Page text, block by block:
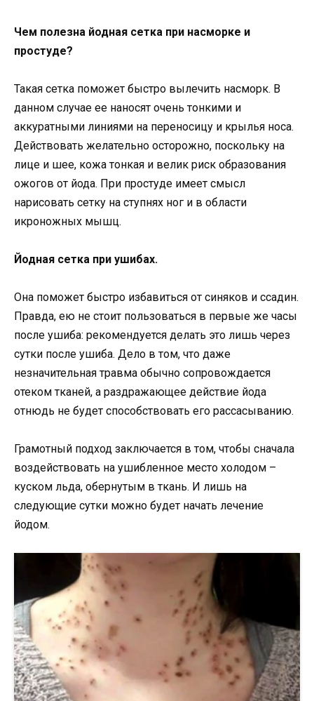
Чем полезна йодная сетка при насморке и
простуде?
Такая сетка поможет быстро вылечить насморк. В
данном случае ее наносят очень тонкими и
аккуратными линиями на переносицу и крылья носа.
Действовать желательно осторожно, поскольку на
лице и шее, кожа тонкая и велик риск образования
ожогов от йода. При простуде имеет смысл
нарисовать сетку на ступнях ног и в области
икроножных мышц.
Йодная сетка при ушибах.
Она поможет быстро избавиться от синяков и ссадин.
Правда, ею не стоит пользоваться в первые же часы
после ушиба: рекомендуется делать это лишь через
сутки после ушиба. Дело в том, что даже
незначительная травма обычно сопровождается
отеком тканей, а раздражающее действие йода
отнюдь не будет способствовать его рассасыванию.
Грамотный подход заключается в том, чтобы сначала
воздействовать на ушибленное место холодом –
куском льда, обернутым в ткань. И лишь на
следующие сутки можно будет начать лечение
йодом.